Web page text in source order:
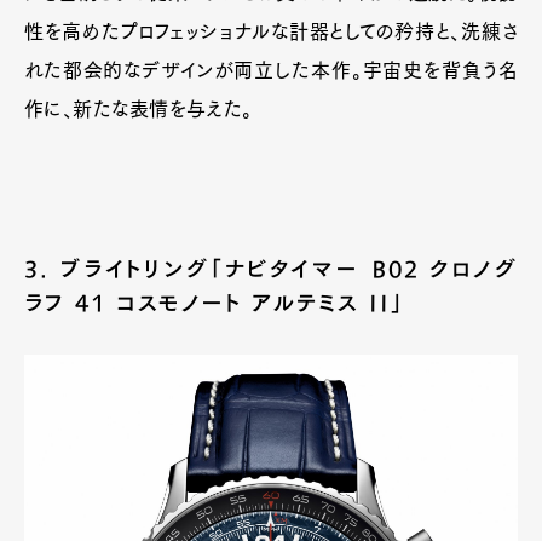
性を高めたプロフェッショナルな計器としての矜持と、洗練さ
れた都会的なデザインが両立した本作。宇宙史を背負う名
作に、新たな表情を与えた。
3. ブライトリング「ナビタイマー B02 クロノグ
ラフ 41 コスモノート アルテミス II」